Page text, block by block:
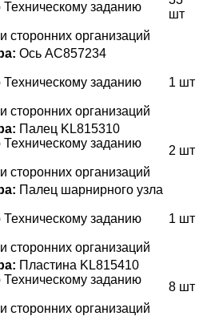
Техническому заданию
сторонних организаций
шт
Ось AC857234
Техническому заданию
сторонних организаций
1 шт
Палец KL815310
Техническому заданию
сторонних организаций
2 шт
Палец шарнирного узла
Техническому заданию
сторонних организаций
1 шт
Пластина KL815410
Техническому заданию
сторонних организаций
8 шт